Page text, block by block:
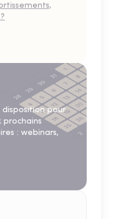
pour
prochains
: webinars,